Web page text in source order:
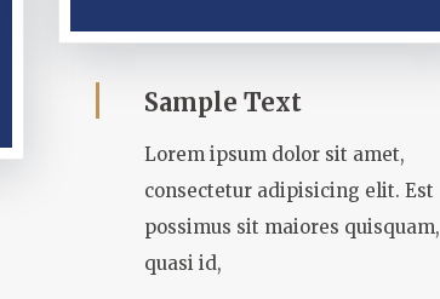
Sample Text
Lorem ipsum dolor sit amet,
consectetur adipisicing elit. Est
possimus sit maiores quisquam,
quasi id,